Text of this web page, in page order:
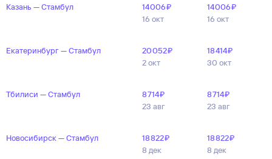
Казань — Стамбул
14 ⁠006 ⁠₽
16 окт
14 ⁠006 ⁠₽
16 окт
Екатеринбург — Стамбул
20 ⁠052 ⁠₽
2 окт
18 ⁠414 ⁠₽
30 окт
Тбилиси — Стамбул
8 ⁠714 ⁠₽
23 авг
8 ⁠714 ⁠₽
23 авг
Новосибирск — Стамбул
18 ⁠822 ⁠₽
8 дек
18 ⁠822 ⁠₽
8 дек